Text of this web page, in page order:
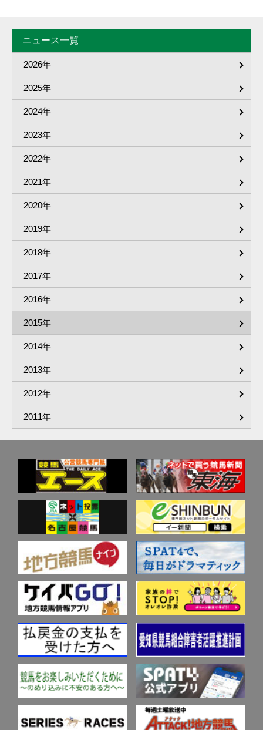
ニュース一覧
2026年
2025年
2024年
2023年
2022年
2021年
2020年
2019年
2018年
2017年
2016年
2015年
2014年
2013年
2012年
2011年